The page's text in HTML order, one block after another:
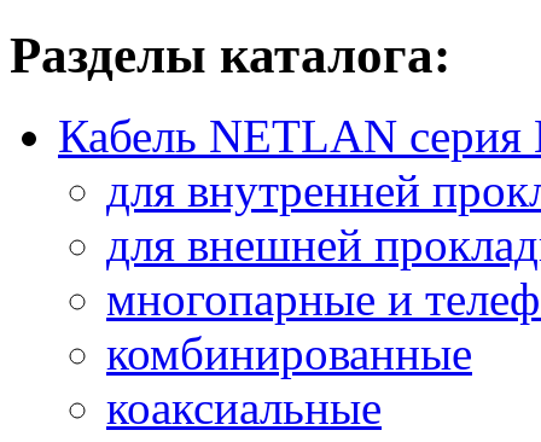
Разделы каталога:
Кабель NETLAN серия
для внутренней
для внешней
многопарные и
комбинированные
коаксиальные